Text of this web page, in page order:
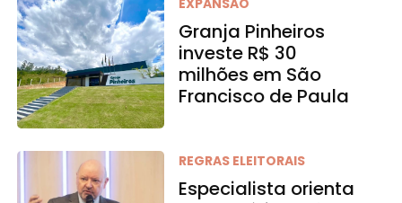
EXPANSÃO
Granja Pinheiros
investe R$ 30
milhões em São
Francisco de Paula
REGRAS ELEITORAIS
Especialista orienta